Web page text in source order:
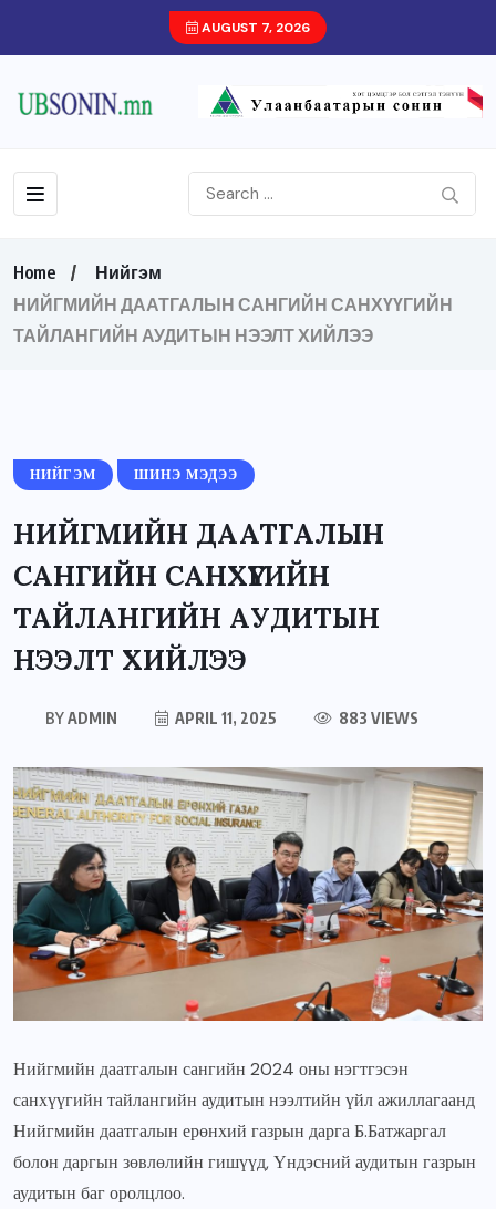
AUGUST 7, 2026
Home
Нийгэм
НИЙГМИЙН ДААТГАЛЫН САНГИЙН САНХҮҮГИЙН
ТАЙЛАНГИЙН АУДИТЫН НЭЭЛТ ХИЙЛЭЭ
НИЙГЭМ ШИНЭ МЭДЭЭ
НИЙГМИЙН ДААТГАЛЫН
САНГИЙН САНХҮҮГИЙН
ТАЙЛАНГИЙН АУДИТЫН
НЭЭЛТ ХИЙЛЭЭ
BYADMIN APRIL 11, 2025 883 VIEWS
Нийгмийн даатгалын сангийн 2024 оны нэгтгэсэн
санхүүгийн тайлангийн аудитын нээлтийн үйл ажиллагаанд
Нийгмийн даатгалын ерөнхий газрын дарга Б.Батжаргал
болон даргын зөвлөлийн гишүүд, Үндэсний аудитын газрын
аудитын баг оролцлоо.